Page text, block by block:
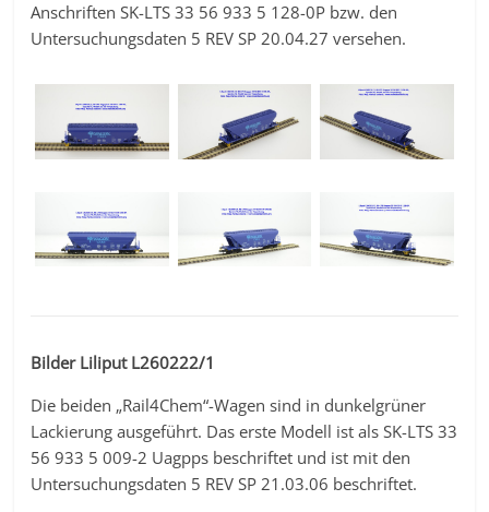
Anschriften SK-LTS 33 56 933 5 128-0P bzw. den
Untersuchungsdaten 5 REV SP 20.04.27 versehen.
Bilder Liliput L260222/1
Die beiden „Rail4Chem“-Wagen sind in dunkelgrüner
Lackierung ausgeführt. Das erste Modell ist als SK-LTS 33
56 933 5 009-2 Uagpps beschriftet und ist mit den
Untersuchungsdaten 5 REV SP 21.03.06 beschriftet.